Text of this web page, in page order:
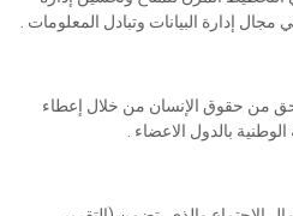
إدارة البيانات وتبادل المعلومات .
كحق من حقوق الإنسان من خلال إعطاء
بالدول الاعضاء .